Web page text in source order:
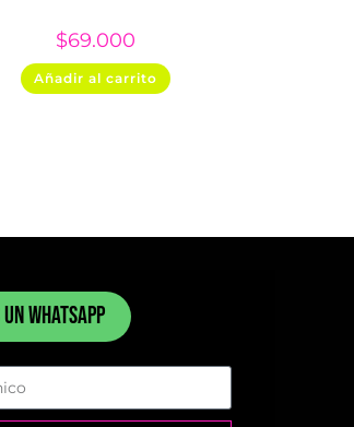
$69.000
Añadir al carrito
whatsapp